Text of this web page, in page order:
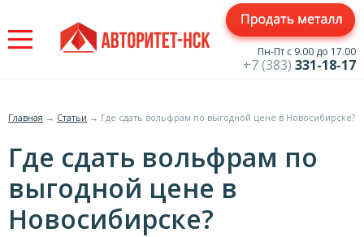
to
navigation
Пн-Пт с 9.00 до 17.00
+7 (383) 331-18-17
Вы
здесь
Главная → Статьи → Где сдать вольфрам по выгодной цене в Новосибирске?
Где сдать вольфрам по
выгодной цене в
Новосибирске?